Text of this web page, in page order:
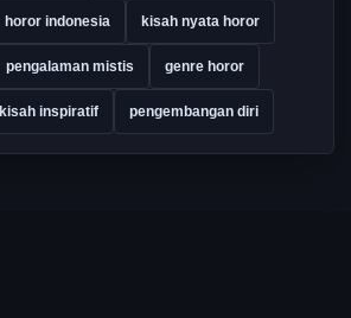
horor indonesia kisah nyata horor
pengalaman mistis genre horor
kisah inspiratif pengembangan diri